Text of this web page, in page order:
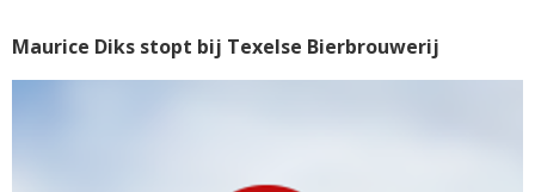
Maurice Diks stopt bij Texelse Bierbrouwerij